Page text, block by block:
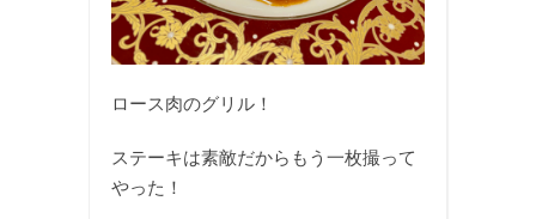
ロース肉のグリル！
ステーキは素敵だからもう一枚撮って
やった！